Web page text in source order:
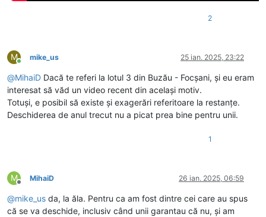
2
M
Conectat
mike_us 25 ian. 2025, 23:22
@MihaiD Dacă te referi la lotul 3 din Buzău - Focșani, și eu eram
interesat să văd un video recent din același motiv.
Totuși, e posibil să existe și exagerări referitoare la restanțe.
Deschiderea de anul trecut nu a picat prea bine pentru unii.
1
M
Deconectat
MihaiD 26 ian. 2025, 06:59
@mike_us da, la ăla. Pentru ca am fost dintre cei care au spus
că se va deschide, inclusiv când unii garantau că nu, și am